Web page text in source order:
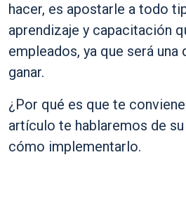
hacer, es apostarle a todo
aprendizaje y capacitación
empleados, ya que será una
ganar.
¿Por qué es que te
artículo te hablaremos de
cómo implementarlo.